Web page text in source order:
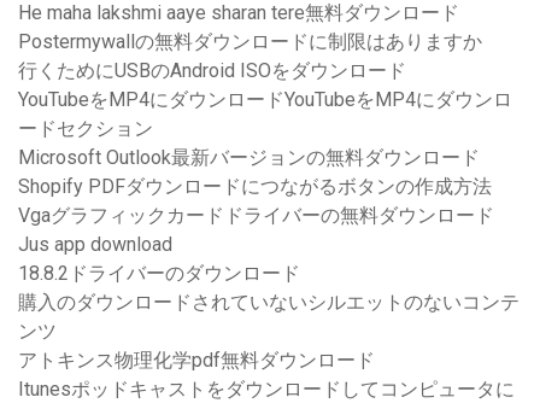
He maha lakshmi aaye sharan tere無料ダウンロード
Postermywallの無料ダウンロードに制限はありますか
行くためにUSBのAndroid ISOをダウンロード
YouTubeをMP4にダウンロードYouTubeをMP4にダウンロ
ードセクション
Microsoft Outlook最新バージョンの無料ダウンロード
Shopify PDFダウンロードにつながるボタンの作成方法
Vgaグラフィックカードドライバーの無料ダウンロード
Jus app download
18.8.2ドライバーのダウンロード
購入のダウンロードされていないシルエットのないコンテ
ンツ
アトキンス物理化学pdf無料ダウンロード
Itunesポッドキャストをダウンロードしてコンピュータに